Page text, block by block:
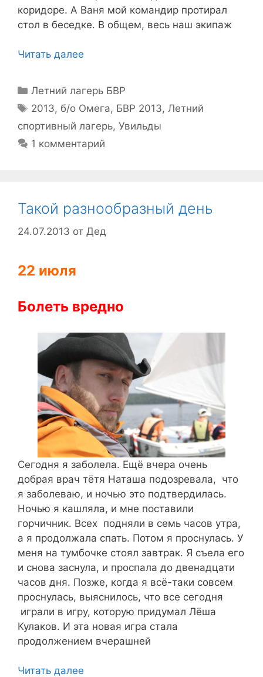
коридоре. А Ваня мой командир протирал
стол в беседке. В общем, весь наш экипаж
Читать далее
Рубрики
Летний лагерь БВР
Метки
2013, б/о Омега, БВР 2013,Летний
спортивный лагерь, Увильды
1 комментарий
Такой разнообразный день
24.07.2013 от Дед
22 июля
Болеть вредно
Сегодня я заболела. Ещё вчера очень
добрая врач тётя Наташа подозревала, что
я заболеваю, и ночью это подтвердилась.
Ночью я кашляла, и мне поставили
горчичник. Всех подняли в семь часов утра,
а я продолжала спать. Потом я проснулась. У
меня на тумбочке стоял завтрак. Я съела его
и снова заснула, и проспала до двенадцати
часов дня. Позже, когда я всё-таки совсем
проснулась, выяснилось, что все сегодня
играли в игру, которую придумал Лёша
Кулаков. И эта новая игра стала
продолжением вчерашней
Читать далее